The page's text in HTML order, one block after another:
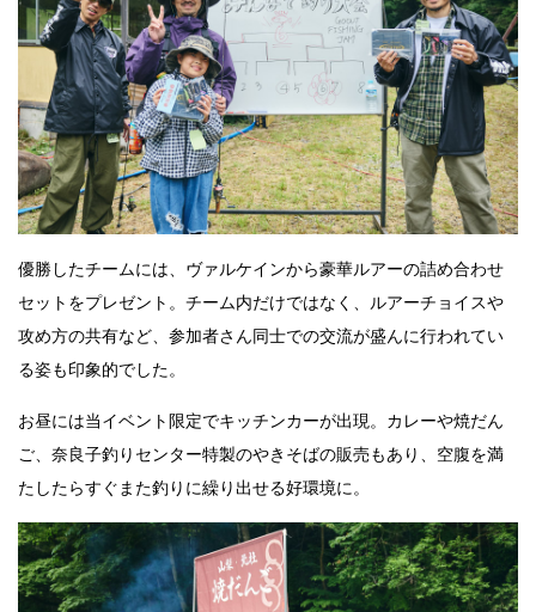
優勝したチームには、ヴァルケインから豪華ルアーの詰め合わせ
セットをプレゼント。チーム内だけではなく、ルアーチョイスや
攻め方の共有など、参加者さん同士での交流が盛んに行われてい
る姿も印象的でした。
お昼には当イベント限定でキッチンカーが出現。カレーや焼だん
ご、奈良子釣りセンター特製のやきそばの販売もあり、空腹を満
たしたらすぐまた釣りに繰り出せる好環境に。